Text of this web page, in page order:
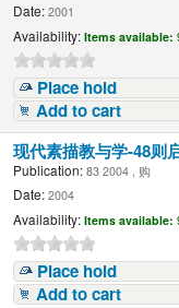
Date: 2001
Availability: Items available:
Place hold
Add to cart
现代素描教与学-48则
Publication: 83 2004 , 购
Date: 2004
Availability: Items available:
Place hold
Add to cart